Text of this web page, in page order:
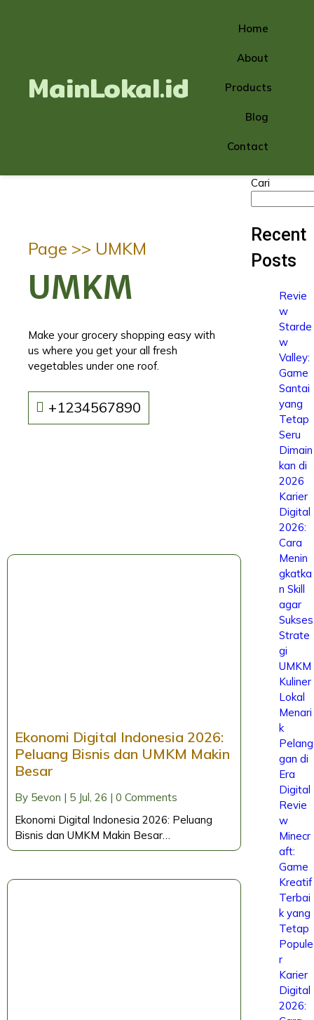
MainLokal.id
Home
About
Products
Blog
Contact
Page >> UMKM
UMKM
Make your grocery shopping easy with
us where you get your all fresh
vegetables under one roof.
+1234567890
Ekonomi Digital Indonesia 2026:
Peluang Bisnis dan UMKM Makin
Besar
By 5evon | 5 Jul, 26 | 0 Comments
Ekonomi Digital Indonesia 2026: Peluang
Bisnis dan UMKM Makin Besar…
Cari
Recent
Posts
Revie
w
Starde
w
Valley:
Game
Santai
yang
Tetap
Seru
Dimain
kan di
2026
Karier
Digital
2026:
Cara
Menin
gkatka
n Skill
agar
Sukses
Strate
gi
UMKM
Kuliner
Lokal
Menari
k
Pelang
gan di
Era
Digital
Revie
w
Minecr
aft:
Game
Kreatif
Terbai
k yang
Tetap
Popule
r
Karier
Digital
2026: